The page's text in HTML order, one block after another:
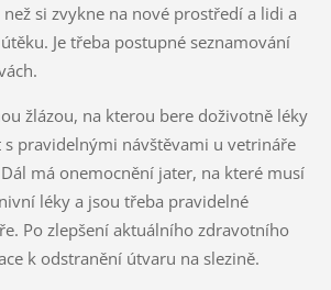
si zvykne na nové prostředí a lidi a
Je třeba postupné seznamování
žlázou, na kterou bere doživotně léky
pravidelnými návštěvami u vetrináře
má onemocnění jater, na které musí
léky a jsou třeba pravidelné
Po zlepšení aktuálního zdravotního
k odstranění útvaru na slezině.